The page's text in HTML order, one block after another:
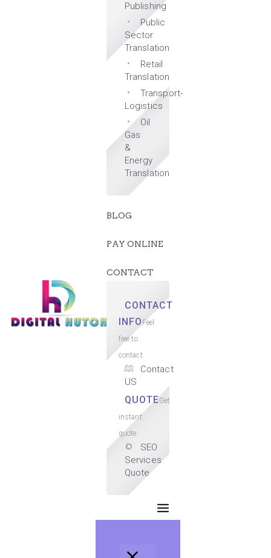
Publishing
Public
Sector
Translation
Retail
Translation
Transport-
Logistics
Oil
Gas
&
Energy
Translation
BLOG
PAY ONLINE
CONTACT
CONTACT
INFOFeel
free to
contact.
Contact
US
QUOTEGet
instant
quote.
SEO
Services
Quote